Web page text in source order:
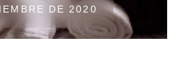
DE 2020